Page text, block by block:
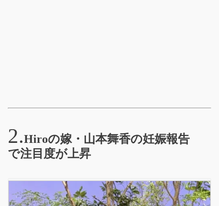
Hiroの嫁・山本舞香の妊娠報告
で注目度が上昇